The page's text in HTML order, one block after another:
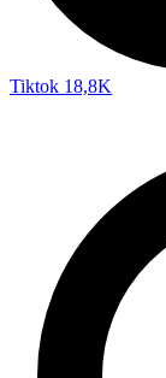
Tiktok 18,8K